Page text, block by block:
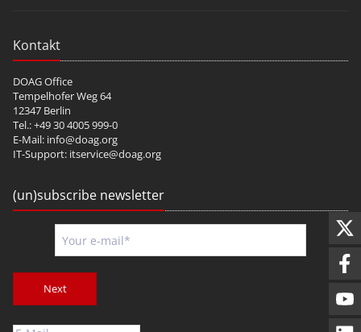
Kontakt
DOAG Office
Tempelhofer Weg 64
12347 Berlin
Tel.: +49 30 4005 999-0
E-Mail: info@doag.org
IT-Support: itservice@doag.org
(un)subscribe newsletter
Next